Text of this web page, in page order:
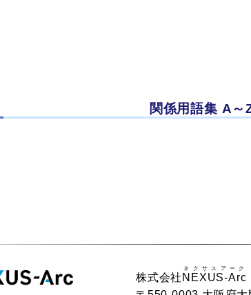
関係用語集 A～
株式会社 NEXUS-Arc
ネクサスアーク